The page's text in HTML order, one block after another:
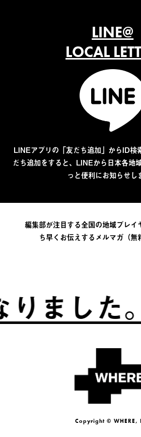
LINE@
LOCAL
LINEアプリの「友だち追加」からID
だち追加をすると、LINEから日本各地
っと便利にお知らせし
編集部が注目する全国の地域プレイ
ち早くお伝えするメルマガ（無
た。ふ
Copyright © WHERE,